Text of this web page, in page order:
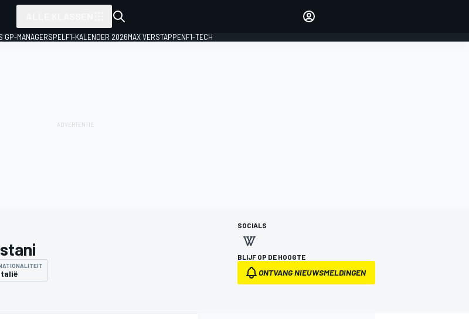
GP-MANAGERSPEL F1-KALENDER 2026MAX VERSTAPPENF1-TECH
SOCIALS
BLIJF OP DE HOOGTE
ONTVANG NIEUWSMELDINGEN